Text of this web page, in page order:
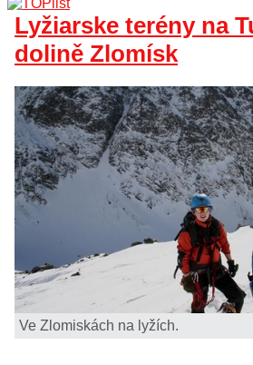
Lyžiarske terény na
dolině Zlomísk
Ve Zlomiskách na lyžích.